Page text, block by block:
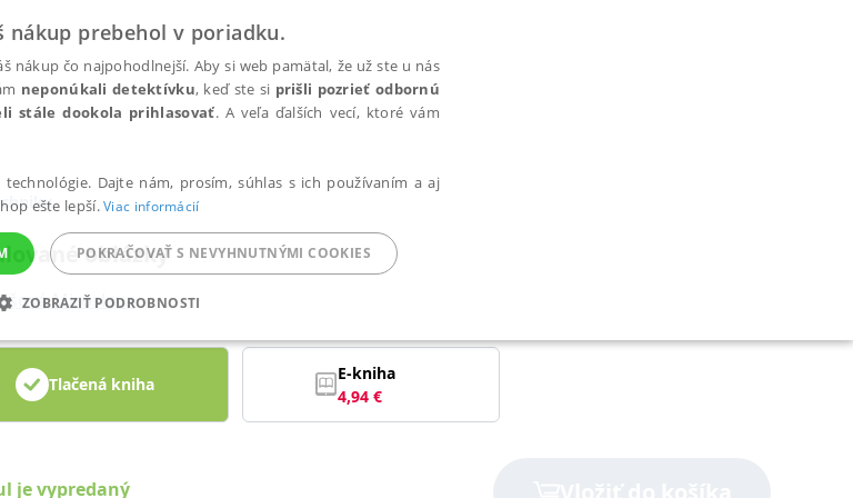
oblázky
Miroslava
Tlačená kniha
E-kniha
4,94 €
je vypredaný
nákup prebehol v poriadku.
nákup čo najpohodlnejší. Aby si web pamätal, že už ste u nás
neponúkali detektívku, keď ste si prišli pozrieť odbornú
stále dookola prihlasovať. A veľa ďalších vecí, ktoré vám
Dajte nám, prosím, súhlas s ich používaním a aj
ešte lepší.Viac informácií
POKRAČOVAŤ S NEVYHNUTNÝMI COOKIES
ZOBRAZIŤ PODROBNOSTI
MARKETINGOVÉ FUNKČNÉ NEZARADENÉ SÚBORY
a správa účtu. Bez nevyhnutných súborov cookie nie je možné webové stránky správne používať.